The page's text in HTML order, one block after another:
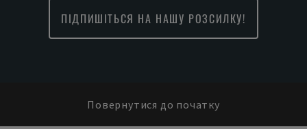
ПІДПИШІТЬСЯ НА НАШУ РОЗСИЛКУ!
Повернутися до початку